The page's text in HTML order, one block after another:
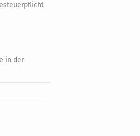
in der